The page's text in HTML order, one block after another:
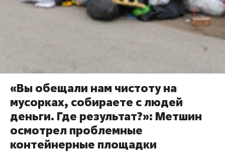
«Вы обещали нам чистоту на
мусорках, собираете с людей
деньги. Где результат?»: Метшин
осмотрел проблемные
контейнерные площадки